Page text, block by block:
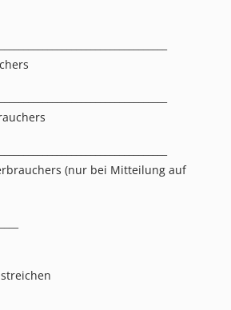
(nur bei Mitteilung auf